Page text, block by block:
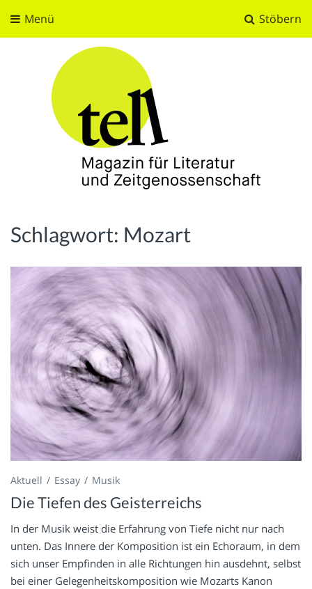
Stöbern
Menü
Schlagwort: Mozart
Aktuell Essay Musik
Die Tiefen des Geisterreichs
In der Musik weist die Erfahrung von Tiefe nicht nur nach
unten. Das Innere der Komposition ist ein Echoraum, in dem
sich unser Empfinden in alle Richtungen hin ausdehnt, selbst
bei einer Gelegenheitskomposition wie Mozarts Kanon